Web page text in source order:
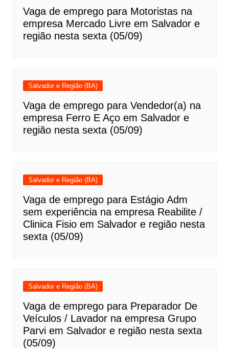
Vaga de emprego para Motoristas na
empresa Mercado Livre em Salvador e
região nesta sexta (05/09)
Salvador e Região (BA)
Vaga de emprego para Vendedor(a) na
empresa Ferro E Aço em Salvador e
região nesta sexta (05/09)
Salvador e Região (BA)
Vaga de emprego para Estágio Adm
sem experiência na empresa Reabilite /
Clinica Fisio em Salvador e região nesta
sexta (05/09)
Salvador e Região (BA)
Vaga de emprego para Preparador De
Veículos / Lavador na empresa Grupo
Parvi em Salvador e região nesta sexta
(05/09)